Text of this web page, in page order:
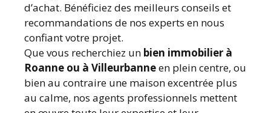
d’achat. Bénéficiez des meilleurs conseils et
recommandations de nos experts en nous
confiant votre projet.
Que vous recherchiez un bien immobilier à
Roanne ou à Villeurbanneen plein centre, ou
bien au contraire une maison excentrée plus
au calme, nos agents professionnels mettent